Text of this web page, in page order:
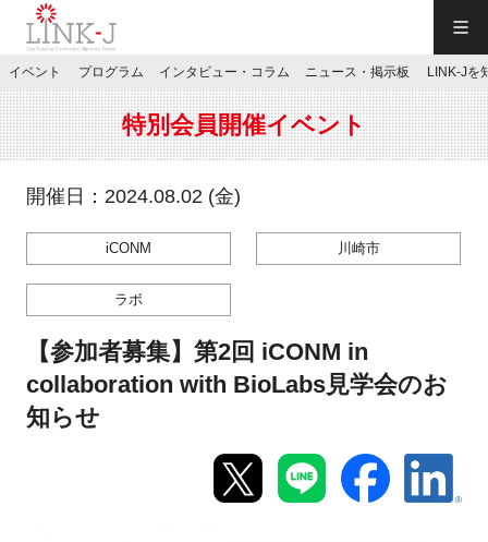
JP／EN
特別会員専用メニュー
お問い合わせ
イベント プログラム インタビュー・コラム ニュース・掲示板 LINK-Jを
特別会員開催イベント
開催日：2024.08.02 (金)
iCONM 川崎市
ラボ
【参加者募集】第2回 iCONM in
collaboration with BioLabs見学会のお
知らせ